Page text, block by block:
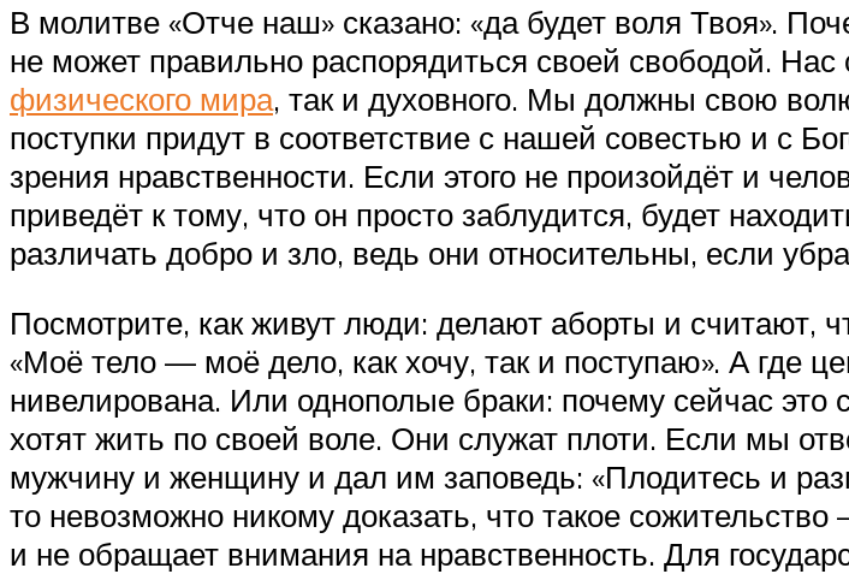
В молитве «Отче наш» сказано: «да будет воля Твоя».
не может правильно распорядиться своей свободой.
физического мира, так и духовного. Мы должны свою
поступки придут в соответствие с нашей совестью и с
зрения нравственности. Если этого не произойдёт и
приведёт к тому, что он просто заблудится, будет
различать добро и зло, ведь они относительны, если
Посмотрите, как живут люди: делают аборты и считают,
«Моё тело — моё дело, как хочу, так и поступаю». А где
нивелирована. Или однополые браки: почему сейчас
хотят жить по своей воле. Они служат плоти. Если мы
мужчину и женщину и дал им заповедь: «Плодитесь и
то невозможно никому доказать, что такое
и не обращает внимания на нравственность. Для